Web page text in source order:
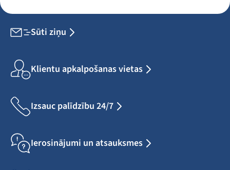
Sūti ziņu
Klientu apkalpošanas vietas
Izsauc palīdzību 24/7
Ierosinājumi un atsauksmes